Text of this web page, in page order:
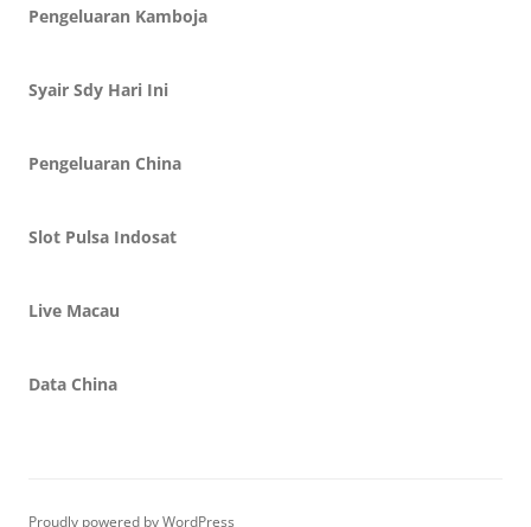
Pengeluaran Kamboja
Syair Sdy Hari Ini
Pengeluaran China
Slot Pulsa Indosat
Live Macau
Data China
Proudly powered by WordPress